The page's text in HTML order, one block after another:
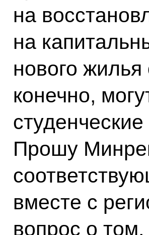
на
на
нового
конечно,
Прошу
вместе с
вопрос о